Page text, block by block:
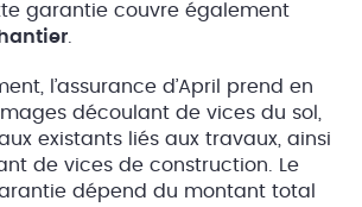
garantie couvre également
.
l’assurance d’April prend en
découlant de vices du sol,
existants liés aux travaux, ainsi
de vices de construction. Le
dépend du montant total